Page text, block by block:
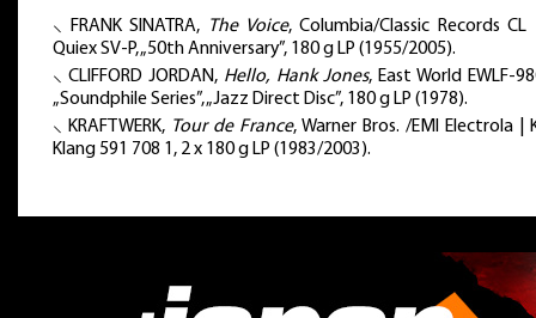
⸜ FRANK SINATRA, The Voice, Columbia/Classic Records CL
Quiex SV-P, „50th Anniversary”, 180 g LP (1955/2005).
⸜ CLIFFORD JORDAN, Hello, Hank Jones, East World EWLF-
„Soundphile Series”, „Jazz Direct Disc”, 180 g LP (1978).
⸜ KRAFTWERK, Tour de France, Warner Bros. /EMI Electrola |
Klang 591 708 1, 2 x 180 g LP (1983/2003).